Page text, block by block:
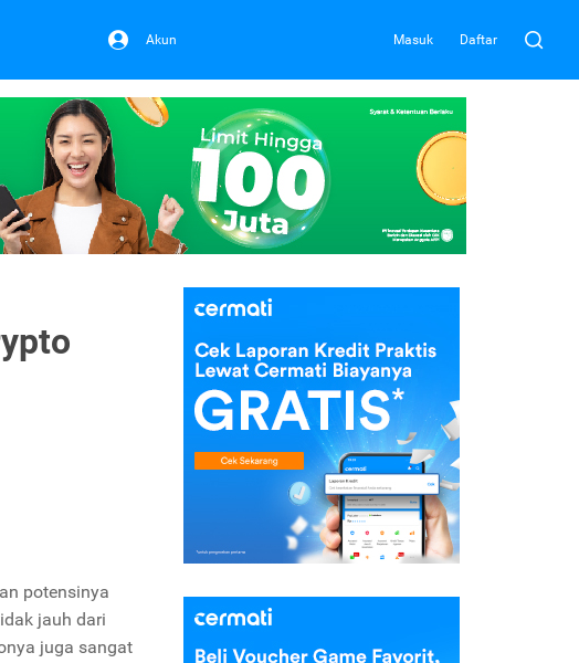
Akun Masuk Daftar
potensinya
jauh dari
juga sangat